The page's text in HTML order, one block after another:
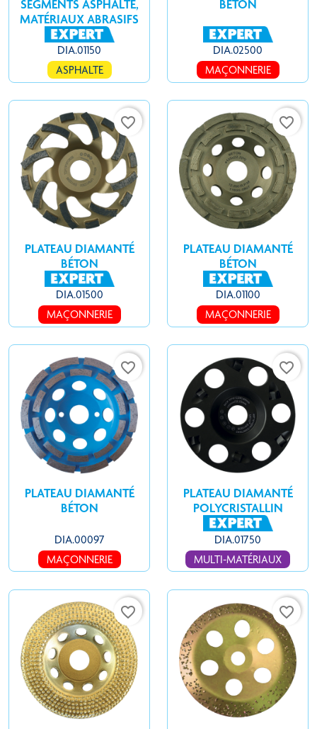
SEGMENTS ASPHALTE,
MATÉRIAUX ABRASIFS
DIA.01150
ASPHALTE
BÉTON
DIA.02500
MAÇONNERIE
favorite_border
PLATEAU DIAMANTÉ
BÉTON
DIA.01500
MAÇONNERIE
favorite_border
PLATEAU DIAMANTÉ
BÉTON
DIA.01100
MAÇONNERIE
favorite_border
PLATEAU DIAMANTÉ
BÉTON
DIA.00097
MAÇONNERIE
favorite_border
PLATEAU DIAMANTÉ
POLYCRISTALLIN
DIA.01750
MULTI-MATÉRIAUX
favorite_border favorite_border